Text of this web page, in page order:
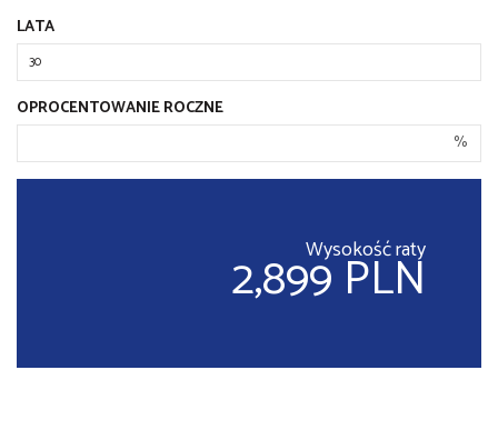
LATA
OPROCENTOWANIE ROCZNE
%
Wysokość raty
2,899 PLN